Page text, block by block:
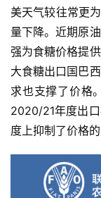
美天气较往常更
量下降。近期原
强为食糖价格提
大食糖出口国巴
求也支撑了价格
2020/21年度出
度上抑制了价格的